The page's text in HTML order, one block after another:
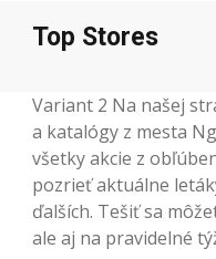
Top Stores
Variant 2 Na našej
a katalógy z mesta
všetky akcie z
pozrieť aktuálne
ďalších. Tešiť sa
ale aj na pravidelné